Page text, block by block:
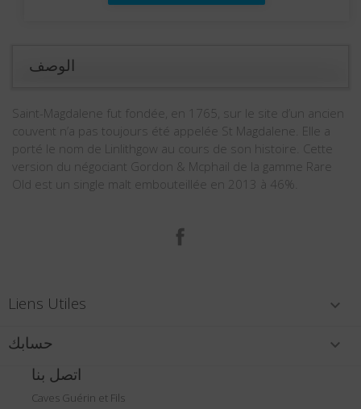
الوصف
Saint-Magdalene fut fondée, en 1765, sur le site d’un ancien
couvent n’a pas toujours été appelée St Magdalene. Elle a
porté le nom de Linlithgow au cours de son histoire. Cette
version du négociant Gordon & Mcphail de la gamme Rare
Old est un single malt embouteillée en 2013 à 46%.
Liens Utiles 
حسابك 
اتصل بنا
Caves Guérin et Fils